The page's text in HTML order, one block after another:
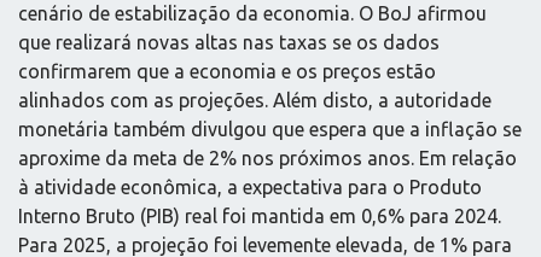
cenário de estabilização da economia. O BoJ afirmou
que realizará novas altas nas taxas se os dados
confirmarem que a economia e os preços estão
alinhados com as projeções. Além disto, a autoridade
monetária também divulgou que espera que a inflação se
aproxime da meta de 2% nos próximos anos. Em relação
à atividade econômica, a expectativa para o Produto
Interno Bruto (PIB) real foi mantida em 0,6% para 2024.
Para 2025, a projeção foi levemente elevada, de 1% para